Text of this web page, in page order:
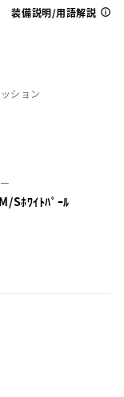
装備説明/用語解説
ション
Sﾎﾜｲﾄﾊﾟｰﾙ